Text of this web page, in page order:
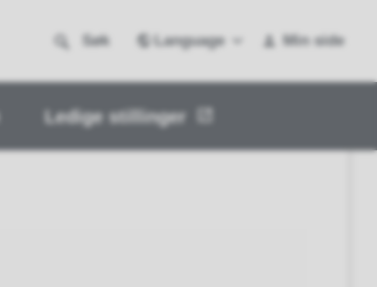
Søk Language Min side
Ledige stillinger